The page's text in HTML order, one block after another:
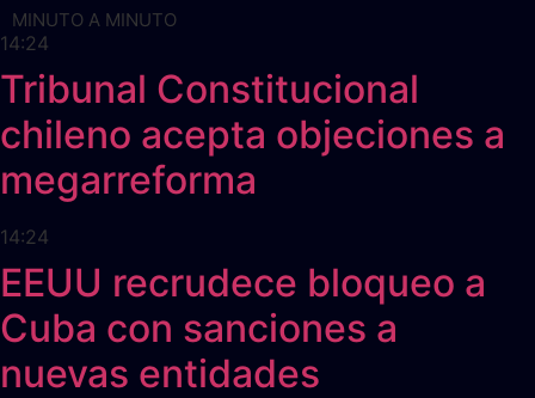
MINUTO A MINUTO
14:24
Tribunal Constitucional
chileno acepta objeciones a
megarreforma
14:24
EEUU recrudece bloqueo a
Cuba con sanciones a
nuevas entidades